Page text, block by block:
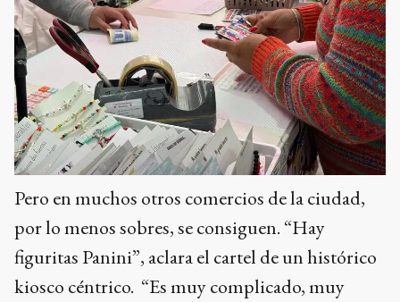
Pero en muchos otros comercios de la ciudad,
por lo menos sobres, se consiguen. “Hay
figuritas Panini”, aclara el cartel de un histórico
kiosco céntrico. “Es muy complicado, muy